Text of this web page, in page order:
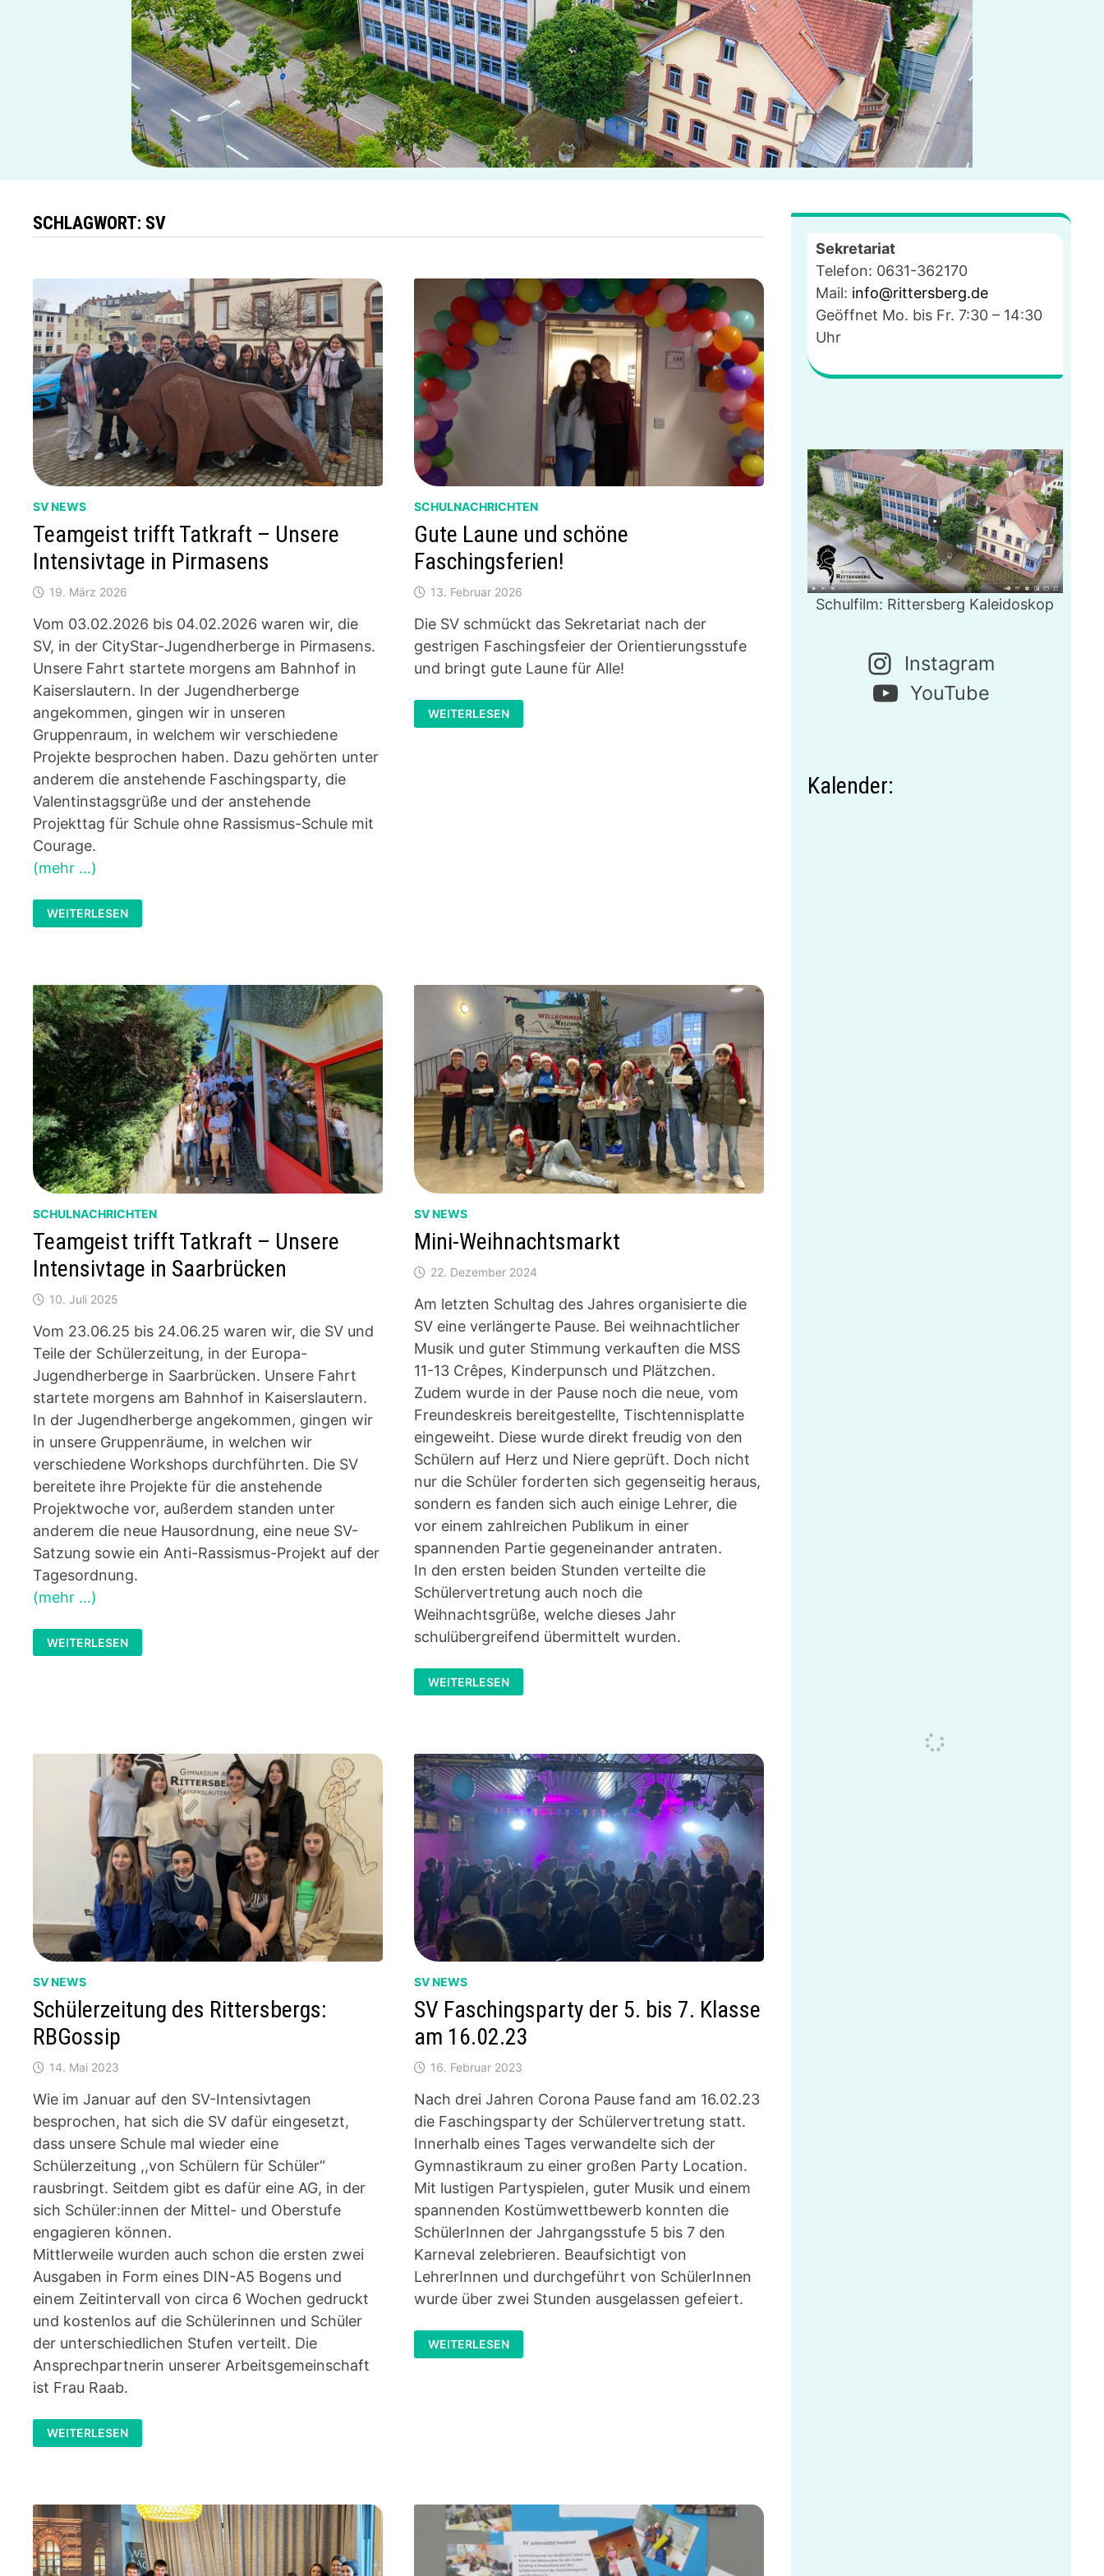
SCHLAGWORT: SV
SV NEWS
Teamgeist trifft Tatkraft – Unsere
Intensivtage in Pirmasens
19. März 2026
Vom 03.02.2026 bis 04.02.2026 waren wir, die
SV, in der CityStar-Jugendherberge in Pirmasens.
Unsere Fahrt startete morgens am Bahnhof in
Kaiserslautern. In der Jugendherberge
angekommen, gingen wir in unseren
Gruppenraum, in welchem wir verschiedene
Projekte besprochen haben. Dazu gehörten unter
anderem die anstehende Faschingsparty, die
Valentinstagsgrüße und der anstehende
Projekttag für Schule ohne Rassismus-Schule mit
Courage.
(mehr …)
TEAMGEIST
TRIFFT
TATKRAFT
PIRMASENS
WEITERLESEN
SCHULNACHRICHTEN
Gute Laune und schöne
Faschingsferien!
13. Februar 2026
Die SV schmückt das Sekretariat nach der
gestrigen Faschingsfeier der Orientierungsstufe
und bringt gute Laune für Alle!
GUTE
LAUNE
UND
WEITERLESEN
SCHULNACHRICHTEN
Teamgeist trifft Tatkraft – Unsere
Intensivtage in Saarbrücken
10. Juli 2025
Vom 23.06.25 bis 24.06.25 waren wir, die SV und
Teile der Schülerzeitung, in der Europa-
Jugendherberge in Saarbrücken. Unsere Fahrt
startete morgens am Bahnhof in Kaiserslautern.
In der Jugendherberge angekommen, gingen wir
in unsere Gruppenräume, in welchen wir
verschiedene Workshops durchführten. Die SV
bereitete ihre Projekte für die anstehende
Projektwoche vor, außerdem standen unter
anderem die neue Hausordnung, eine neue SV-
Satzung sowie ein Anti-Rassismus-Projekt auf der
Tagesordnung.
(mehr …)
TEAMGEIST
TRIFFT
TATKRAFT
WEITERLESEN
SV NEWS
Mini-Weihnachtsmarkt
22. Dezember 2024
Am letzten Schultag des Jahres organisierte die
SV eine verlängerte Pause. Bei weihnachtlicher
Musik und guter Stimmung verkauften die MSS
11-13 Crêpes, Kinderpunsch und Plätzchen.
Zudem wurde in der Pause noch die neue, vom
Freundeskreis bereitgestellte, Tischtennisplatte
eingeweiht. Diese wurde direkt freudig von den
Schülern auf Herz und Niere geprüft. Doch nicht
nur die Schüler forderten sich gegenseitig heraus,
sondern es fanden sich auch einige Lehrer, die
vor einem zahlreichen Publikum in einer
spannenden Partie gegeneinander antraten.
In den ersten beiden Stunden verteilte die
Schülervertretung auch noch die
Weihnachtsgrüße, welche dieses Jahr
schulübergreifend übermittelt wurden.
MINI-
WEIHNACHTSMARKT
WEITERLESEN
SV NEWS
Schülerzeitung des Rittersbergs:
RBGossip
14. Mai 2023
Wie im Januar auf den SV-Intensivtagen
besprochen, hat sich die SV dafür eingesetzt,
dass unsere Schule mal wieder eine
Schülerzeitung ,,von Schülern für Schüler“
rausbringt. Seitdem gibt es dafür eine AG, in der
sich Schüler:innen der Mittel- und Oberstufe
engagieren können.
Mittlerweile wurden auch schon die ersten zwei
Ausgaben in Form eines DIN-A5 Bogens und
einem Zeitintervall von circa 6 Wochen gedruckt
und kostenlos auf die Schülerinnen und Schüler
der unterschiedlichen Stufen verteilt. Die
Ansprechpartnerin unserer Arbeitsgemeinschaft
ist Frau Raab.
SCHÜLERZEITUNG
DES
RITTERSBERGS:
WEITERLESEN
SV NEWS
SV Faschingsparty der 5. bis 7. Klasse
am 16.02.23
16. Februar 2023
Nach drei Jahren Corona Pause fand am 16.02.23
die Faschingsparty der Schülervertretung statt.
Innerhalb eines Tages verwandelte sich der
Gymnastikraum zu einer großen Party Location.
Mit lustigen Partyspielen, guter Musik und einem
spannenden Kostümwettbewerb konnten die
SchülerInnen der Jahrgangsstufe 5 bis 7 den
Karneval zelebrieren. Beaufsichtigt von
LehrerInnen und durchgeführt von SchülerInnen
wurde über zwei Stunden ausgelassen gefeiert.
SV
FASCHINGSPARTY
DER
WEITERLESEN
Sekretariat
Telefon: 0631-362170
Mail: info@rittersberg.de
Geöffnet Mo. bis Fr. 7:30 – 14:30
Uhr
Schulfilm: Rittersberg Kaleidoskop
Instagram
YouTube
Kalender: